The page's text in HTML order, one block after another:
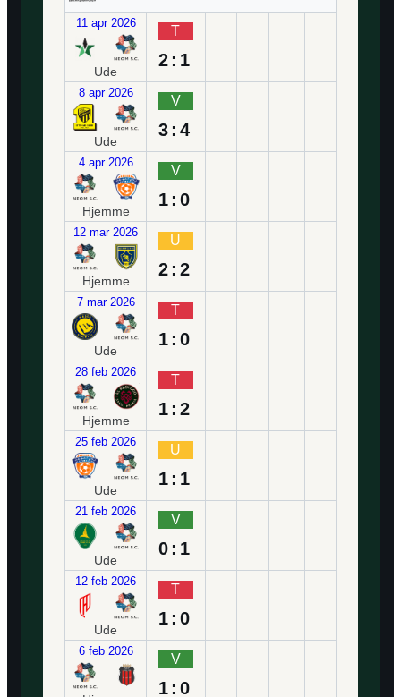
11 apr 2026
Ude
T
2:1
8 apr 2026
Ude
V
3:4
4 apr 2026
Hjemme
V
1:0
12 mar 2026
Hjemme
U
2:2
7 mar 2026
Ude
T
1:0
28 feb 2026
Hjemme
T
1:2
25 feb 2026
Ude
U
1:1
21 feb 2026
Ude
V
0:1
12 feb 2026
Ude
T
1:0
6 feb 2026
V
1:0